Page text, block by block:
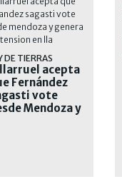
DE TIERRAS
acepta
Fernández
vote
Mendoza y